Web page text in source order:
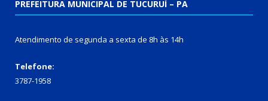
PREFEITURA MUNICIPAL DE TUCURUÍ – PA
Atendimento de segunda a sexta de 8h às 14h
Telefone:
3787-1958